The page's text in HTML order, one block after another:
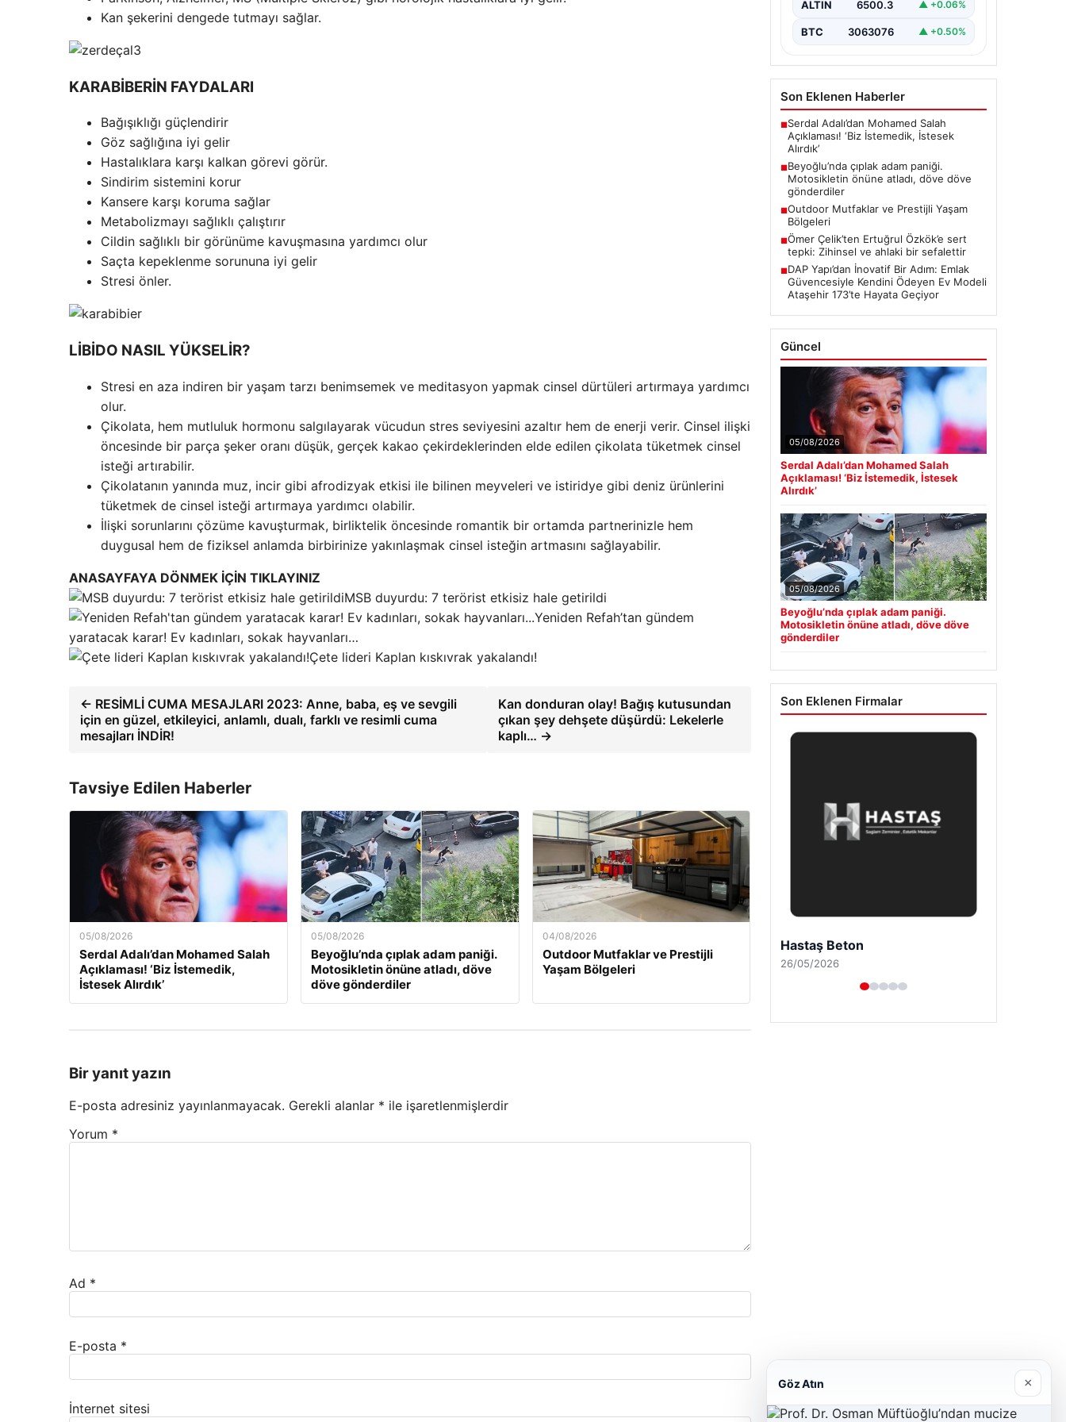
Kan şekerini dengede tutmayı sağlar.
KARABİBERİN FAYDALARI
Bağışıklığı güçlendirir
Göz sağlığına iyi gelir
Hastalıklara karşı kalkan görevi görür.
Sindirim sistemini korur
Kansere karşı koruma sağlar
Metabolizmayı sağlıklı çalıştırır
Cildin sağlıklı bir görünüme kavuşmasına yardımcı olur
Saçta kepeklenme sorununa iyi gelir
Stresi önler.
LİBİDO NASIL YÜKSELİR?
Stresi en aza indiren bir yaşam tarzı benimsemek ve meditasyon yapmak cinsel dürtüleri artırmaya yardımcı
olur.
Çikolata, hem mutluluk hormonu salgılayarak vücudun stres seviyesini azaltır hem de enerji verir. Cinsel ilişki
öncesinde bir parça şeker oranı düşük, gerçek kakao çekirdeklerinden elde edilen çikolata tüketmek cinsel
isteği artırabilir.
Çikolatanın yanında muz, incir gibi afrodizyak etkisi ile bilinen meyveleri ve istiridye gibi deniz ürünlerini
tüketmek de cinsel isteği artırmaya yardımcı olabilir.
İlişki sorunlarını çözüme kavuşturmak, birliktelik öncesinde romantik bir ortamda partnerinizle hem
duygusal hem de fiziksel anlamda birbirinize yakınlaşmak cinsel isteğin artmasını sağlayabilir.
ANASAYFAYA DÖNMEK İÇİN TIKLAYINIZ
MSB duyurdu: 7 terörist etkisiz hale getirildi
Yeniden Refah’tan gündem
yaratacak karar! Ev kadınları, sokak hayvanları…
Çete lideri Kaplan kıskıvrak yakalandı!
← RESİMLİ CUMA MESAJLARI 2023: Anne, baba, eş ve sevgili
için en güzel, etkileyici, anlamlı, dualı, farklı ve resimli cuma
mesajları İNDİR!
Kan donduran olay! Bağış kutusundan
çıkan şey dehşete düşürdü: Lekelerle
kaplı… →
Tavsiye Edilen Haberler
05/08/2026
Serdal Adalı’dan Mohamed Salah
Açıklaması! ‘Biz İstemedik,
İstesek Alırdık’
05/08/2026
Beyoğlu’nda çıplak adam paniği.
Motosikletin önüne atladı, döve
döve gönderdiler
04/08/2026
Outdoor Mutfaklar ve Prestijli
Yaşam Bölgeleri
Bir yanıt yazın
E-posta adresiniz yayınlanmayacak. Gerekli alanlar * ile işaretlenmişlerdir
Yorum *
Ad *
E-posta *
İnternet sitesi
Adamın Panik Yaratan Hareketleri
ilçesinde yaşanan…
ALTIN 6500.3 ▲ +0.06%
BTC 3063076 ▲ +0.50%
Son Eklenen Haberler
■Serdal Adalı’dan Mohamed Salah
Açıklaması! ‘Biz İstemedik, İstesek
Alırdık’
■Beyoğlu’nda çıplak adam paniği.
Motosikletin önüne atladı, döve döve
gönderdiler
■Outdoor Mutfaklar ve Prestijli Yaşam
Bölgeleri
■Ömer Çelik’ten Ertuğrul Özkök’e sert
tepki: Zihinsel ve ahlaki bir sefalettir
■DAP Yapı’dan İnovatif Bir Adım: Emlak
Güvencesiyle Kendini Ödeyen Ev Modeli
Ataşehir 173’te Hayata Geçiyor
Güncel
05/08/2026
Serdal Adalı’dan Mohamed Salah
Açıklaması! ‘Biz İstemedik, İstesek
Alırdık’
05/08/2026
Beyoğlu’nda çıplak adam paniği.
Motosikletin önüne atladı, döve döve
gönderdiler
Son Eklenen Firmalar
Prenses Night Club
29/04/2026
Göz Atın ×